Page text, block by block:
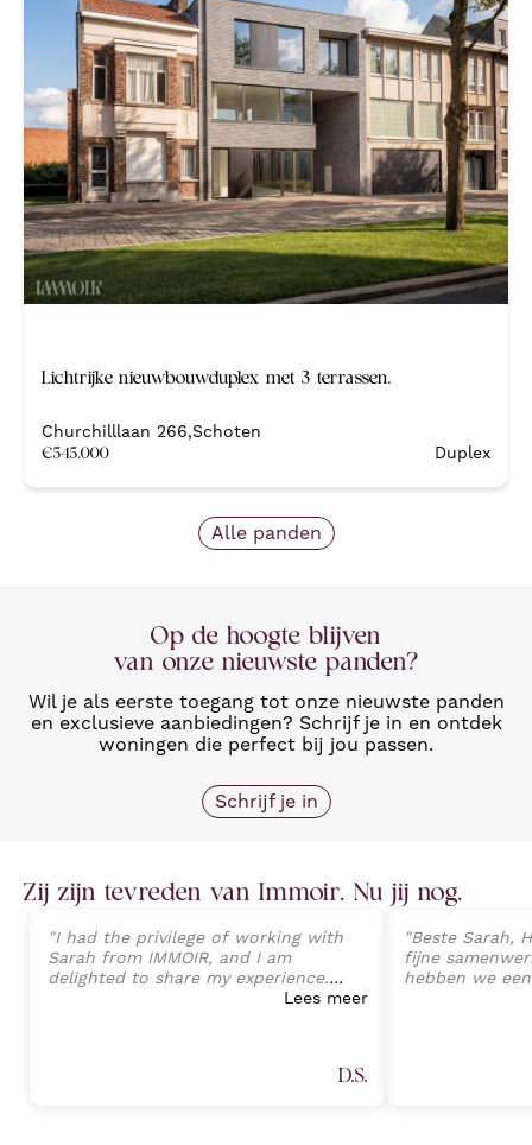
Nieuwbouw
Lichtrijke nieuwbouwduplex met 3 terrassen.
Churchilllaan 266,Schoten
€545.000 Duplex
Alle panden
Op de hoogte blijven
van onze nieuwste panden?
Wil je als eerste toegang tot onze nieuwste panden
en exclusieve aanbiedingen? Schrijf je in en ontdek
woningen die perfect bij jou passen.
Schrijf je in
Zij zijn tevreden van Immoir. Nu jij nog.
"I had the privilege of working with
Sarah from IMMOIR, and I am
delighted to share my experience.
Sarah exhibited an exceptional level
Lees meer
D.S.
"Beste Sarah,
fijne
hebben we